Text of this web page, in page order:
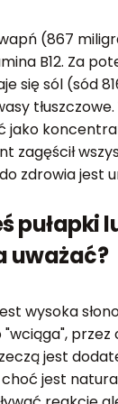
(867
B12. Za
się sól (sód
jako
zagęścił
zdrowia jest
pułapki
uważać?
wysoka
przez
jest
jest